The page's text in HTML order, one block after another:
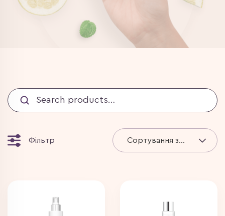
Пошук:
Сортування за замовчуванням
Фільтр